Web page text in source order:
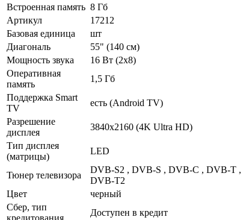
Встроенная память 8 Гб
Артикул
17212
Базовая единица
шт
Диагональ
55" (140 см)
Мощность звука
16 Вт (2х8)
Оперативная
память
1,5 Гб
Поддержка Smart
TV
есть (Android TV)
Разрешение
дисплея
3840х2160 (4K Ultra HD)
Тип дисплея
(матрицы)
LED
Тюнер телевизора
DVB-S2 , DVB-S , DVB-C , DVB-T ,
DVB-T2
Цвет
черный
Сбер, тип
кредитования
Доступен в кредит